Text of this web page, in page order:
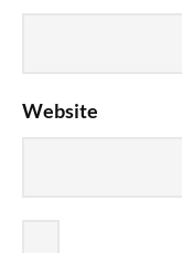
Website